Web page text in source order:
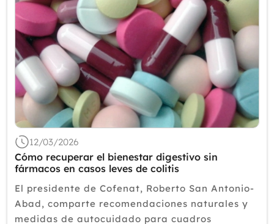
12/03/2026
Cómo recuperar el bienestar digestivo sin
fármacos en casos leves de colitis
El presidente de Cofenat, Roberto San Antonio-
Abad, comparte recomendaciones naturales y
medidas de autocuidado para cuadros